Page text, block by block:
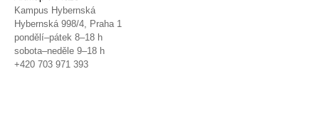
Kampus Hybernská
Hybernská 998/4, Praha 1
pondělí–pátek 8–18 h
sobota–neděle 9–18 h
+420 703 971 393